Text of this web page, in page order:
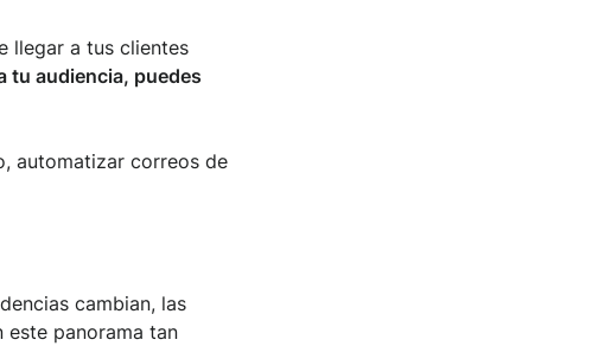
llegar a tus clientes
tu audiencia, puedes
automatizar correos de
cambian, las
este panorama tan